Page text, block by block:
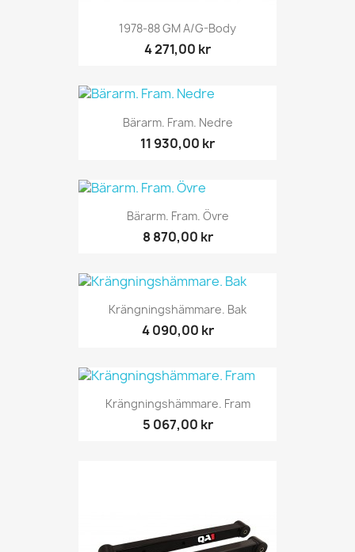
1978-88 GM A/G-Body
4 271,00 kr
Bärarm. Fram. Nedre
11 930,00 kr
Bärarm. Fram. Övre
8 870,00 kr
Krängningshämmare. Bak
4 090,00 kr
Krängningshämmare. Fram
5 067,00 kr